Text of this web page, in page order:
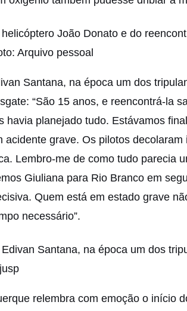
João Donato e do
Arquivo pessoal
Santana, na época um dos
“São 15 anos, e reencontrá-la
havia planejado tudo. Estávamos
acidente grave. Os pilotos
Lembro-me de como tudo parecia
Giuliana para Rio Branco em
Quem está em estado grave
necessário”.
Santana, na época um dos
relembra com emoção o início